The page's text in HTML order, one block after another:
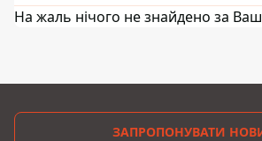
На жаль нічого не знайдено за
ЗАПРОПОНУВАТИ